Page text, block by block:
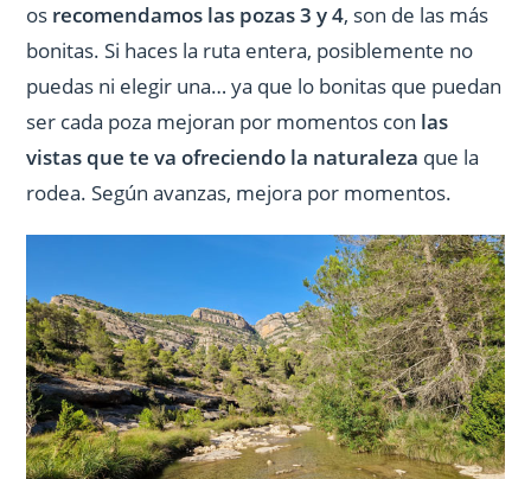
os recomendamos las pozas 3 y 4, son de las más
bonitas. Si haces la ruta entera, posiblemente no
puedas ni elegir una… ya que lo bonitas que puedan
ser cada poza mejoran por momentos con las
vistas que te va ofreciendo la naturaleza que la
rodea. Según avanzas, mejora por momentos.